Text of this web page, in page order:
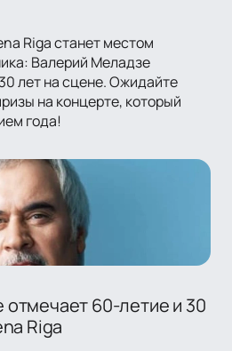
Riga станет местом
Валерий Меладзе
лет на сцене. Ожидайте
на концерте, который
года!
60-летие и 30
Riga